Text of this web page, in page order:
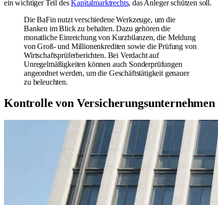
ein wichtiger Teil desKapitalmarktrechts, das Anleger schützen soll.
Die BaFin nutzt verschiedene Werkzeuge, um die
Banken im Blick zu behalten. Dazu gehören die
monatliche Einreichung von Kurzbilanzen, die Meldung
von Groß- und Millionenkrediten sowie die Prüfung von
Wirtschaftsprüferberichten. Bei Verdacht auf
Unregelmäßigkeiten können auch Sonderprüfungen
angeordnet werden, um die Geschäftstätigkeit genauer
zu beleuchten.
Kontrolle von Versicherungsunternehmen